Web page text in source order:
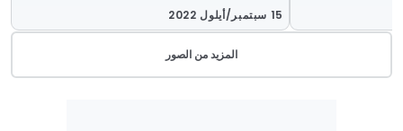
15 سبتمبر/أيلول 2022
المزيد من الصور